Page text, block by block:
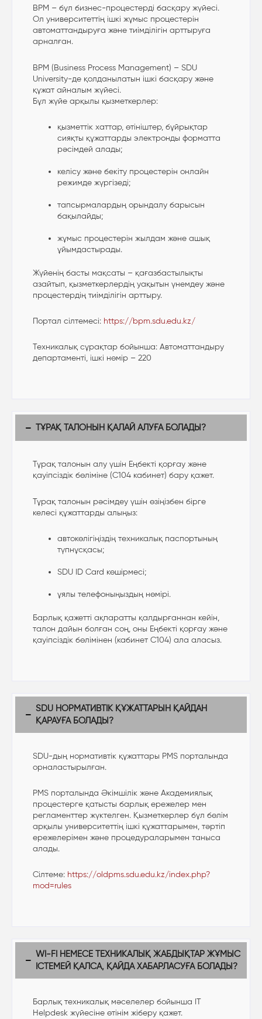
BPM – бұл бизнес-процестерді басқару жүйесі.
Ол университеттің ішкі жұмыс процестерін
автоматтандыруға және тиімділігін арттыруға
арналған.
BPM (Business Process Management) – SDU
University-де қолданылатын ішкі басқару және
құжат айналым жүйесі.
Бұл жүйе арқылы қызметкерлер:
қызметтік хаттар, өтініштер, бұйрықтар
сияқты құжаттарды электронды форматта
рәсімдей алады;
келісу және бекіту процестерін онлайн
режимде жүргізеді;
тапсырмалардың орындалу барысын
бақылайды;
жұмыс процестерін жылдам және ашық
ұйымдастырады.
Жүйенің басты мақсаты – қағазбастылықты
азайтып, қызметкерлердің уақытын үнемдеу және
процестердің тиімділігін арттыру.
Портал сілтемесі: https://bpm.sdu.edu.kz/
Техникалық сұрақтар бойынша: Автоматтандыру
департаменті, ішкі нөмір – 220
ТҰРАҚ ТАЛОНЫН ҚАЛАЙ АЛУҒА БОЛАДЫ?
Тұрақ талонын алу үшін Еңбекті қорғау және
қауіпсіздік бөліміне (С104 кабинет) бару қажет.
Тұрақ талонын рәсімдеу үшін өзіңізбен бірге
келесі құжаттарды алыңыз:
автокөлігіңіздің техникалық паспортының
түпнұсқасы;
SDU ID Card көшірмесі;
ұялы телефоныңыздың нөмірі.
Барлық қажетті ақпаратты қалдырғаннан кейін,
талон дайын болған соң, оны Еңбекті қорғау және
қауіпсіздік бөлімінен (кабинет С104) ала аласыз.
SDU НОРМАТИВТІК ҚҰЖАТТАРЫН ҚАЙДАН
ҚАРАУҒА БОЛАДЫ?
SDU-дың нормативтік құжаттары PMS порталында
орналастырылған.
PMS порталында Әкімшілік және Академиялық
процестерге қатысты барлық ережелер мен
регламенттер жүктелген. Қызметкерлер бұл бөлім
арқылы университеттің ішкі құжаттарымен, тәртіп
ережелерімен және процедураларымен таныса
алады.
Сілтеме: https://oldpms.sdu.edu.kz/index.php?
mod=rules
WI-FI НЕМЕСЕ ТЕХНИКАЛЫҚ ЖАБДЫҚТАР ЖҰМЫС
ІСТЕМЕЙ ҚАЛСА, ҚАЙДА ХАБАРЛАСУҒА БОЛАДЫ?
Барлық техникалық мәселелер бойынша IT
Helpdesk жүйесіне өтінім жіберу қажет.